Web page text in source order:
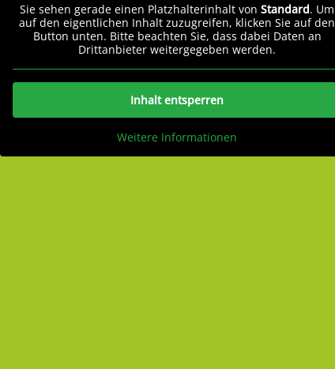
Sie sehen gerade einen Platzhalterinhalt von Standard. Um
auf den eigentlichen Inhalt zuzugreifen, klicken Sie auf den
Button unten. Bitte beachten Sie, dass dabei Daten an
Drittanbieter weitergegeben werden.
Inhalt entsperren
Weitere Informationen